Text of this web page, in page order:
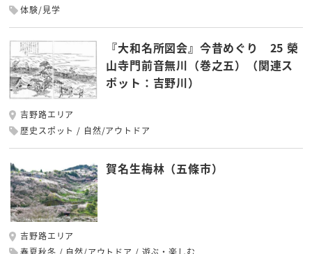
体験/見学
『大和名所図会』今昔めぐり 25 榮
山寺門前音無川（巻之五）（関連ス
ポット：吉野川）
吉野路エリア
歴史スポット
自然/アウトドア
賀名生梅林（五條市）
吉野路エリア
春夏秋冬
自然/アウトドア 遊ぶ・楽しむ